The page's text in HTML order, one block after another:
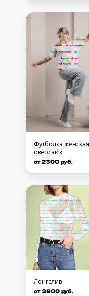
Футболка женская
оверсайз
от 2300 руб.
Лонгслив
от 3900 руб.